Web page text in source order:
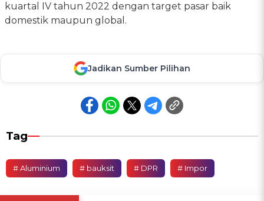
kuartal IV tahun 2022 dengan target pasar baik
domestik maupun global.
Jadikan Sumber Pilihan
Tag
# Aluminium # bauksit # DPR # Impor